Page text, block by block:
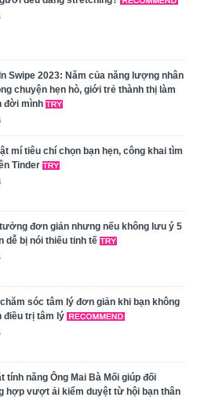
Swipe 2023: Năm của năng lượng nhân
chuyện hẹn hò, giới trẻ thành thị làm
đời mình
mí tiêu chí chọn bạn hẹn, công khai tìm
Tinder
đơn giản nhưng nếu không lưu ý 5
dễ bị nói thiếu tinh tế
sóc tâm lý đơn giản khi bạn không
điều trị tâm lý
tính năng Ông Mai Bà Mối giúp đối
hợp vượt ải kiểm duyệt từ hội bạn thân